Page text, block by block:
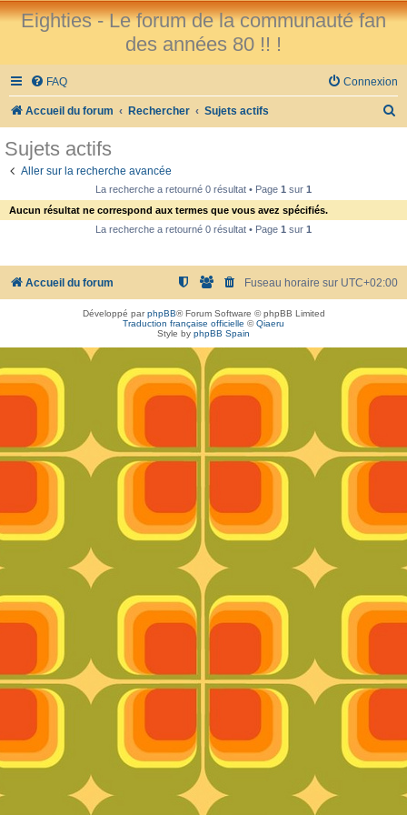
Eighties - Le forum de la communauté fan
des années 80 !! !
FAQ Connexion
Accueil du forum Rechercher Sujets actifs
e
Sujets actifs
Aller sur la recherche avancée
La recherche a retourné 0 résultat • Page 1 sur 1
Aucun résultat ne correspond aux termes que vous avez spécifiés.
La recherche a retourné 0 résultat • Page 1 sur 1
Accueil du forum Fuseau horaire sur UTC+02:00
Développé parphpBB® Forum Software © phpBB Limited
Traduction française officielle ©Qiaeru
Style by phpBB Spain